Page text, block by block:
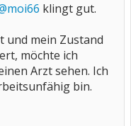
klingt gut.
und mein Zustand
möchte ich
Arzt sehen. Ich
bin.